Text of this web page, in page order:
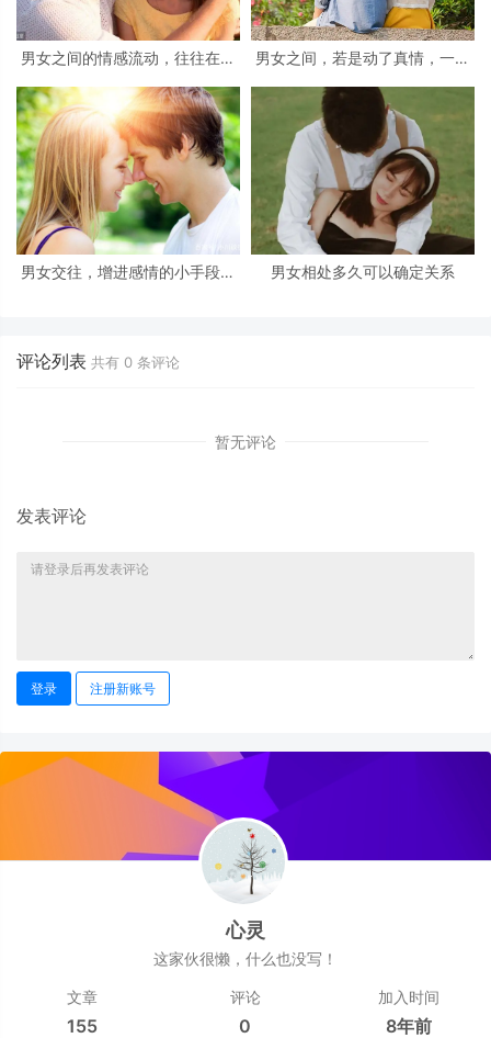
男女之间的情感流动，往往在这
男女之间，若是动了真情，一般
男女交往，增进感情的小手段：
男女相处多久可以确定关系
评论列表 共有 0 条评论
暂无评论
发表评论
登录 注册新账号
心灵
这家伙很懒，什么也没写！
文章
155
评论
0
加入时间
8年前